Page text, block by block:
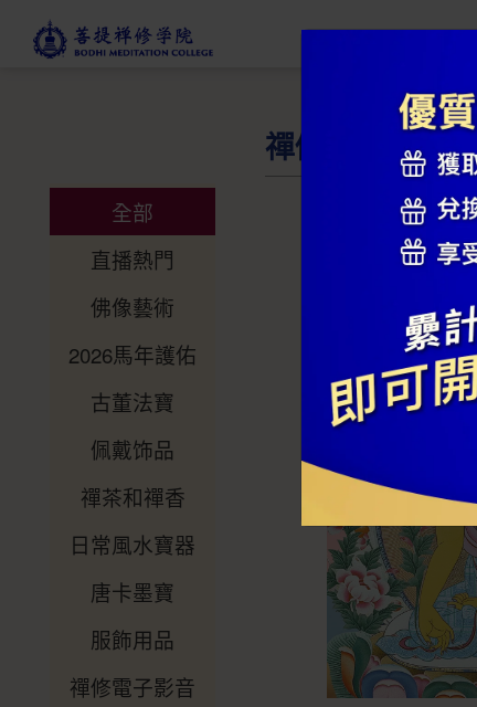
全部
直播熱門
佛像藝術
2026馬年護佑
古董法寶
佩戴饰品
禪茶和禪香
日常風水寶器
唐卡墨寶
服飾用品
禪修電子影音
禪修商店